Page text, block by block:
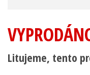
Litujeme, tento